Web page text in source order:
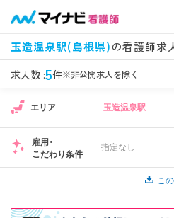
玉造温泉駅(島根県)の看護師求
求人数 :5件※非公開求人を除く
エリアから探す
エリアから探す
関東
東海
北海道・東北
希望の求人条件を選択
条件項目の選
看護師、准看護師など 常
施設形態
病
診察科目
エリア 玉造温泉駅
雇用・
こだわり条件
指定なし
こ